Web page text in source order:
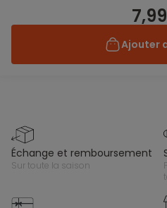
Ajouter
échange et remboursement
sur toute la saison
par